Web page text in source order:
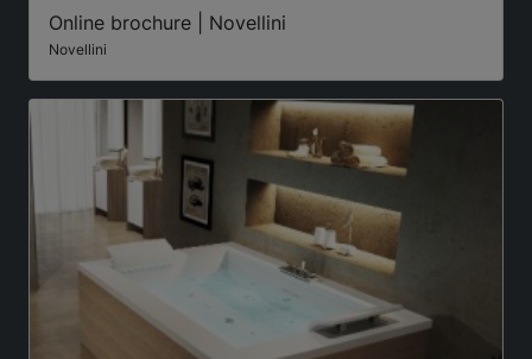
Online brochure | Novellini
Novellini